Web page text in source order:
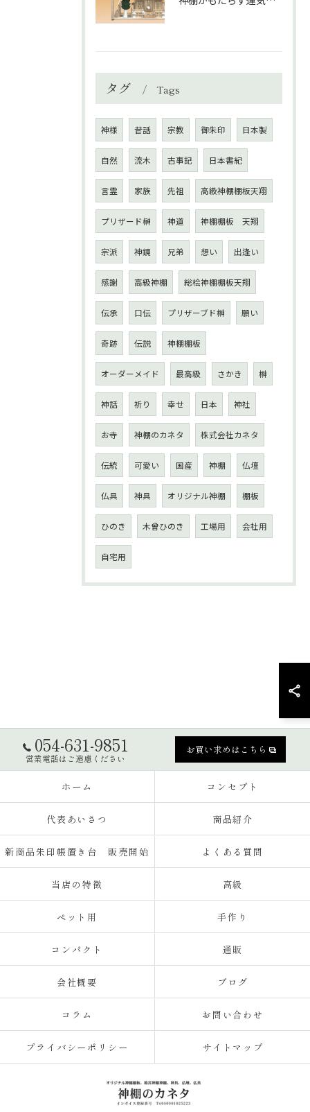
タグ Tags
神様 昔話 宗教 御朱印 日本製
自然 流木 古事記 日本書紀
言霊 家族 先祖 高級神棚棚板天翔
プリザード榊 神道 神棚棚板 天翔
宗派 神鏡 兄弟 想い 出逢い
感謝 高級神棚 総桧神棚棚板天翔
伝承 口伝 プリザーブド榊 願い
奇跡 伝説 神棚棚板
オーダーメイド 最高級 さかき 榊
神話 祈り 幸せ 日本 神社
お寺 神棚のカネタ 株式会社カネタ
伝統 可愛い 国産 神棚 仏壇
仏具 神具 オリジナル神棚 棚板
ひのき 木曾ひのき 工場用 会社用
自宅用
054-631-9851
営業電話はご遠慮ください
お買い求めはこちら
ホーム コンセプト
代表あいさつ 商品紹介
新商品朱印帳置き台 販売開始 よくある質問
当店の特徴 高級
ペット用 手作り
コンパクト 通販
会社概要 ブログ
コラム お問い合わせ
プライバシーポリシー サイトマップ